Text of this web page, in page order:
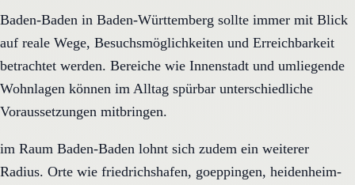
Baden-Baden in Baden-Württemberg sollte immer mit Blick
auf reale Wege, Besuchsmöglichkeiten und Erreichbarkeit
betrachtet werden. Bereiche wie Innenstadt und umliegende
Wohnlagen können im Alltag spürbar unterschiedliche
Voraussetzungen mitbringen.
im Raum Baden-Baden lohnt sich zudem ein weiterer
Radius. Orte wie friedrichshafen, goeppingen, heidenheim-